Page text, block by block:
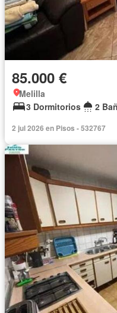
85.000 €
Melilla
3 Dormitorios
2
2 jul 2026 en Pisos - 532767